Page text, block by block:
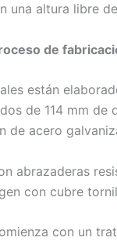
una altura libre
de
están
de 114 mm
de acero
abrazaderas
con cubre
con un